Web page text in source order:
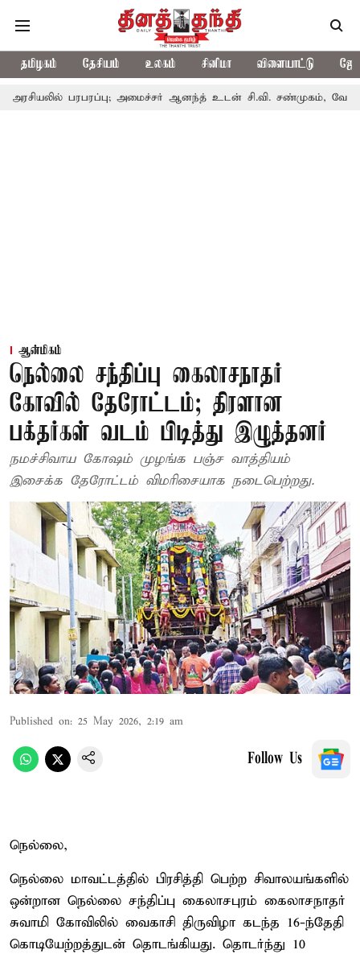
தமிழகம் தேசியம் உலகம் சினிமா விளையாட்டு
பரபரப்பு; அமைச்சர் ஆனந்த் உடன் சி.வி. சண்முகம், வேலுமணி சந்திப்பு
ஆன்மிகம்
நெல்லை சந்திப்பு கைலாசநாதர்
கோவில் தேரோட்டம்; திரளான
பக்தர்கள் வடம் பிடித்து இழுத்தனர்
நமச்சிவாய கோஷம் முழங்க பஞ்ச வாத்தியம்
இசைக்க தேரோட்டம் விமரிசையாக நடைபெற்றது.
Published on: 25 May 2026, 2:19 am
Follow Us
நெல்லை,
நெல்லை மாவட்டத்தில் பிரசித்தி பெற்ற சிவாலயங்களில்
ஒன்றான நெல்லை சந்திப்பு கைலாசபுரம் கைலாசநாதர்
சுவாமி கோவிலில் வைகாசி திருவிழா கடந்த 16-ந்தேதி
கொடியேற்றத்துடன் தொடங்கியது. தொடர்ந்து 10